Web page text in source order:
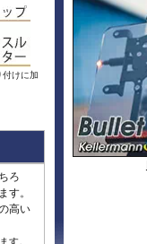
8R
8S
8T
8TT
X
7GX
付けに加
ろ
す。
高い
す。